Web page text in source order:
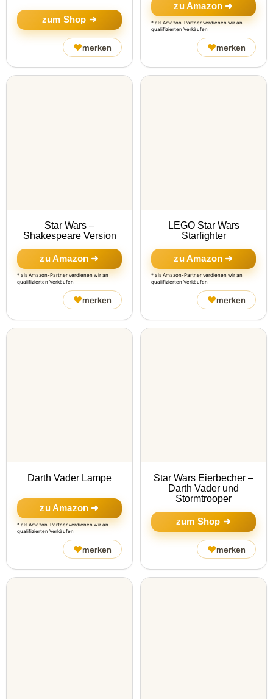
zum Shop ➜
♥merken
zu Amazon ➜
* als Amazon-Partner verdienen wir an
qualifizierten Verkäufen
♥merken
Star Wars –
Shakespeare Version
zu Amazon ➜
* als Amazon-Partner verdienen wir an
qualifizierten Verkäufen
♥merken
LEGO Star Wars
Starfighter
zu Amazon ➜
* als Amazon-Partner verdienen wir an
qualifizierten Verkäufen
♥merken
Darth Vader Lampe
zu Amazon ➜
* als Amazon-Partner verdienen wir an
qualifizierten Verkäufen
♥merken
Star Wars Eierbecher –
Darth Vader und
Stormtrooper
zum Shop ➜
♥merken